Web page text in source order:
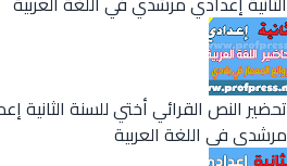
تحضير النص القرائي أختي للسنة الثانية
مرشدي في اللغة العربية